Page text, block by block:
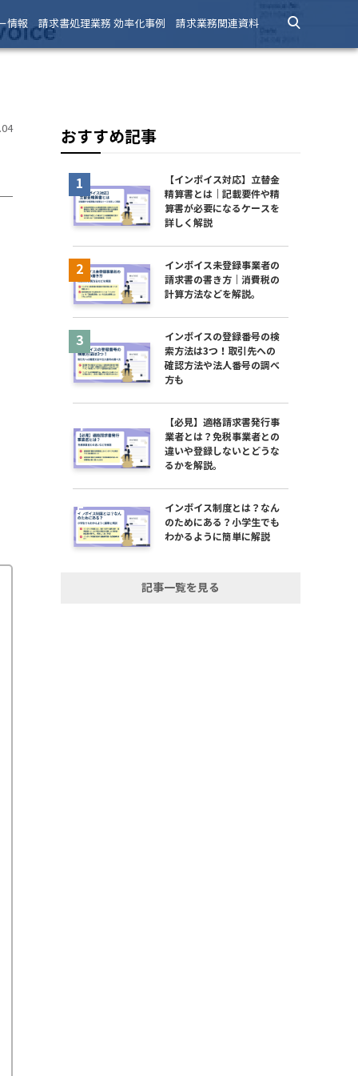
情報 請求書処理業務 効率化事例 請求業務関連資料
おすすめ記事
【インボイス対応】立替金
精算書とは｜記載要件や精
算書が必要になるケースを
詳しく解説
インボイス未登録事業者の
請求書の書き方｜消費税の
計算方法などを解説。
インボイスの登録番号の検
索方法は3つ！取引先への
確認方法や法人番号の調べ
方も
【必見】適格請求書発行事
業者とは？免税事業者との
違いや登録しないとどうな
るかを解説。
インボイス制度とは？なん
のためにある？小学生でも
わかるように簡単に解説
記事一覧を見る